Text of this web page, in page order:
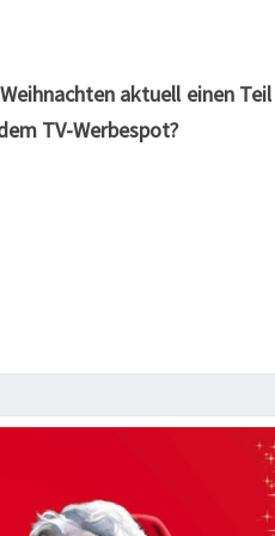
aktuell einen
TV-Werbespot?